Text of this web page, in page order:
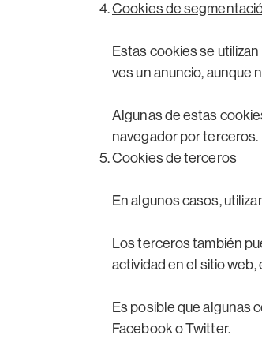
Cookies de
Estas cookies se
ves un anuncio, aunque
Algunas de estas
navegador por terceros.
Cookies de terceros
En algunos casos,
Los terceros también
actividad en el sitio
Es posible que algunas
Facebook o Twitter.